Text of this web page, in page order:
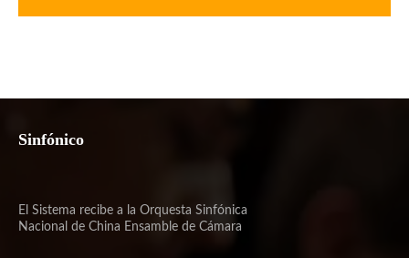
Sinfónico
El Sistema recibe a la Orquesta Sinfónica
Nacional de China Ensamble de Cámara